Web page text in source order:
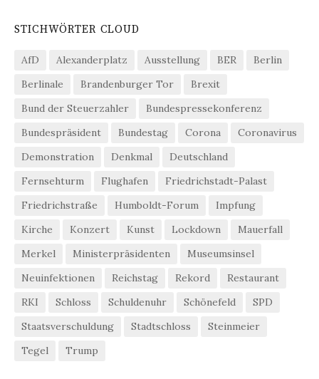
STICHWÖRTER CLOUD
AfD Alexanderplatz Ausstellung BER
Berlin
Berlinale
Brandenburger Tor
Brexit
Bund der Steuerzahler
Bundespressekonferenz
Bundespräsident
Bundestag Corona
Coronavirus
Demonstration
Denkmal
Deutschland
Fernsehturm
Flughafen
Friedrichstadt-Palast
Friedrichstraße
Humboldt-Forum
Impfung
Kirche
Konzert Kunst Lockdown
Mauerfall
Merkel
Ministerpräsidenten
Museumsinsel
Neuinfektionen
Reichstag Rekord
Restaurant
RKI
Schloss Schuldenuhr Schönefeld
SPD
Staatsverschuldung
Stadtschloss
Steinmeier
Tegel
Trump